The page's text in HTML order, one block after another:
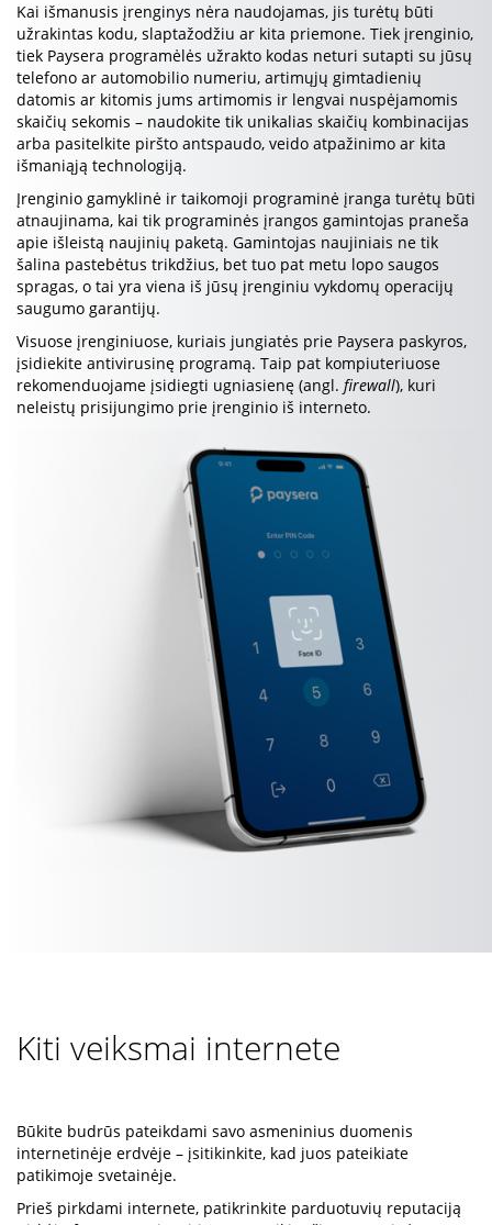
Kai išmanusis įrenginys nėra naudojamas, jis turėtų būti
užrakintas kodu, slaptažodžiu ar kita priemone. Tiek įrenginio,
tiek Paysera programėlės užrakto kodas neturi sutapti su jūsų
telefono ar automobilio numeriu, artimųjų gimtadienių
datomis ar kitomis jums artimomis ir lengvai nuspėjamomis
skaičių sekomis – naudokite tik unikalias skaičių kombinacijas
arba pasitelkite piršto antspaudo, veido atpažinimo ar kita
išmaniąją technologiją.
Įrenginio gamyklinė ir taikomoji programinė įranga turėtų būti
atnaujinama, kai tik programinės įrangos gamintojas praneša
apie išleistą naujinių paketą. Gamintojas naujiniais ne tik
šalina pastebėtus trikdžius, bet tuo pat metu lopo saugos
spragas, o tai yra viena iš jūsų įrenginiu vykdomų operacijų
saugumo garantijų.
Visuose įrenginiuose, kuriais jungiatės prie Paysera paskyros,
įsidiekite antivirusinę programą. Taip pat kompiuteriuose
rekomenduojame įsidiegti ugniasienę (angl. firewall), kuri
neleistų prisijungimo prie įrenginio iš interneto.
Kiti veiksmai internete
Būkite budrūs pateikdami savo asmeninius duomenis
internetinėje erdvėje – įsitikinkite, kad juos pateikiate
patikimoje svetainėje.
Prieš pirkdami internete, patikrinkite parduotuvių reputaciją